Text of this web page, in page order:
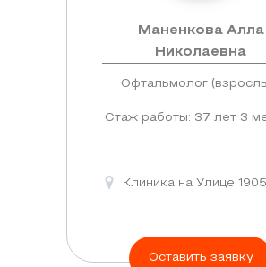
Маненкова Алла
Николаевна
Офтальмолог
Стаж работы: 37 лет 3
Клиника на Улице
Оставить заявку